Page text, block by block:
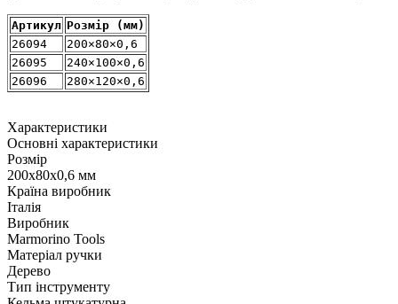
Артикул Розмір (мм)
26094
200×80×0,6
26095
240×100×0,6
26096
280×120×0,6
Характеристики
Основні характеристики
Розмір
200x80x0,6 мм
Країна виробник
Італія
Виробник
Marmorino Tools
Матеріал ручки
Дерево
Тип інструменту